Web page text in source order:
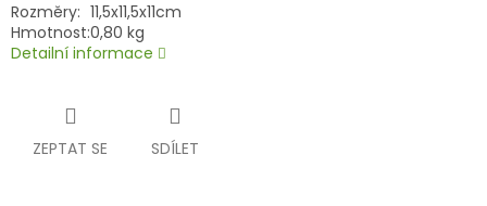
Rozměry: 11,5x11,5x11cm
Hmotnost:0,80 kg
Detailní informace
ZEPTAT SE SDÍLET